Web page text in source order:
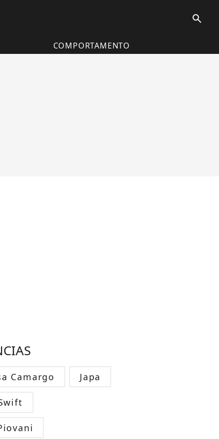
search
COMPORTAMENTO
Camargo Japa